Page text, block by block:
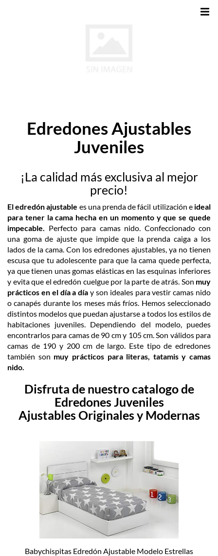
Edredones Ajustables
Juveniles
¡La calidad más exclusiva al mejor
precio!
El edredón ajustable es una prenda de fácil utilización e ideal
para tener la cama hecha en un momento y que se quede
impecable.
Perfecto para camas nido. Confeccionado con
una goma de ajuste que impide que la prenda caiga a los
lados de la cama. Con los edredones ajustables, ya no tienen
escusa que tu adolescente para que la cama quede perfecta,
ya que tienen unas gomas elásticas en las esquinas inferiores
y evita que el edredón cuelgue por la parte de atrás. Son muy
prácticos en el día a día y son ideales para vestir camas nido
o canapés durante los meses más fríos. Hemos seleccionado
distintos modelos que puedan ajustarse a todos los estilos de
habitaciones juveniles. Dependiendo del modelo, puedes
encontrarlos para camas de 90 cm y 105 cm. Son válidos para
camas de 190 y 200 cm de largo. Este tipo de edredones
también son muy prácticos para literas, tatamisy camas
nido.
Disfruta de nuestro catalogo de
Edredones Juveniles
Ajustables Originales y Modernas
Babychispitas Edredón Ajustable Modelo Estrellas